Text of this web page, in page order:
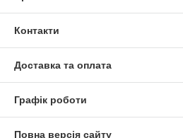
Контакти
Доставка та оплата
Графік роботи
Повна версія сайту